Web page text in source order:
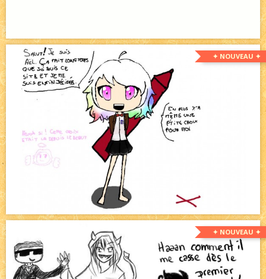
✦ NOUVEAU ✦
✦ NOUVEAU ✦